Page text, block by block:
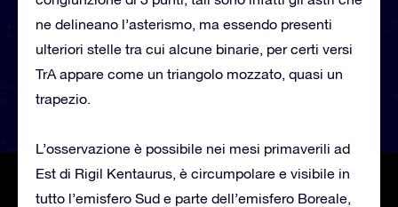
ne delineano l’asterismo, ma essendo presenti
ulteriori stelle tra cui alcune binarie, per certi versi
TrA appare come un triangolo mozzato, quasi un
trapezio.
L’osservazione è possibile nei mesi primaverili ad
Est di Rigil Kentaurus, è circumpolare e visibile in
tutto l’emisfero Sud e parte dell’emisfero Boreale,